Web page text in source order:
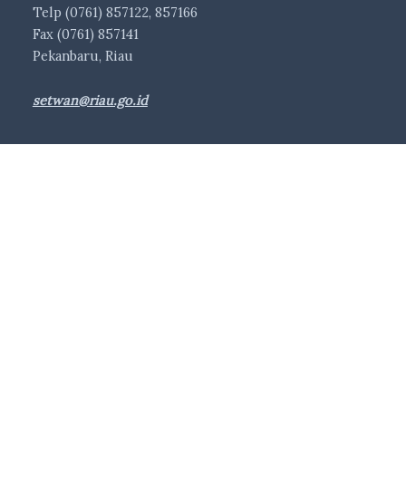
Telp (0761) 857122, 857166
Fax (0761) 857141
Pekanbaru, Riau
setwan@riau.go.id